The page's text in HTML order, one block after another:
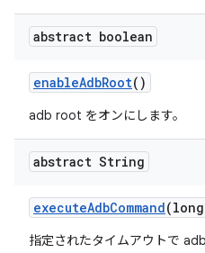
abstract boolean
enableAdbRoot()
adb root をオンにします。
abstract String
executeAdbCommand
指定されたタイムアウトで